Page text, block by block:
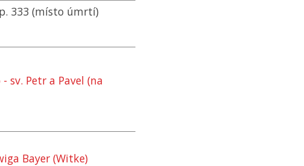
333 (místo úmrtí)
sv. Petr a Pavel (na
Bayer (Witke)